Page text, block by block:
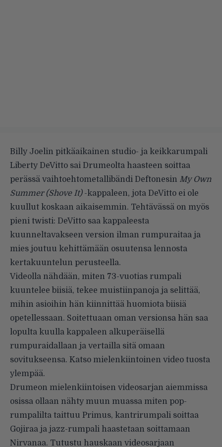
Billy Joelin pitkäaikainen studio- ja keikkarumpali
Liberty DeVitto sai Drumeolta haasteen soittaa
perässä vaihtoehtometallibändi Deftonesin My Own
Summer (Shove It)-kappaleen, jota DeVitto ei ole
kuullut koskaan aikaisemmin. Tehtävässä on myös
pieni twisti: DeVitto saa kappaleesta
kuunneltavakseen version ilman rumpuraitaa ja
mies joutuu kehittämään osuutensa lennosta
kertakuuntelun perusteella.
Videolla nähdään, miten 73-vuotias rumpali
kuuntelee biisiä, tekee muistiinpanoja ja selittää,
mihin asioihin hän kiinnittää huomiota biisiä
opetellessaan. Soitettuaan oman versionsa hän saa
lopulta kuulla kappaleen alkuperäisellä
rumpuraidallaan ja vertailla sitä omaan
sovitukseensa. Katso mielenkiintoinen video tuosta
ylempää.
Drumeon mielenkiintoisen videosarjan aiemmissa
osissa ollaan nähty muun muassa miten pop-
rumpalilta taittuu Primus, kantrirumpali soittaa
Gojiraa ja jazz-rumpali haastetaan soittamaan
Nirvanaa. Tutustu hauskaan videosarjaan